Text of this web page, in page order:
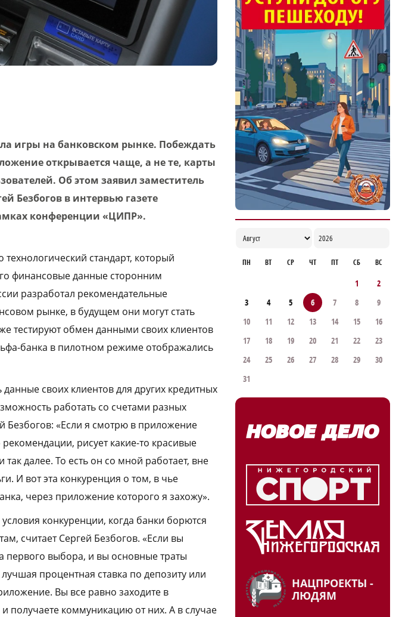
игры на банковском рынке. Побеждать
открывается чаще, а не те, карты
Об этом заявил заместитель
Безбогов в интервью газете
конференции «ЦИПР».
стандарт, который
финансовые данные сторонним
разработал рекомендательные
рынке, в будущем они могут стать
тестируют обмен данными своих клиентов
банка в пилотном режиме отображались
своих клиентов для других кредитных
работать со счетами разных
Безбогов: «Если я смотрю в приложение
рисует какие-то красивые
далее. То есть он со мной работает, вне
И вот эта конкуренция о том, в чье
через приложение которого я захожу».
конкуренции, когда банки борются
считает Сергей Безбогов. «Если вы
первого выбора, и вы основные траты
процентная ставка по депозиту или
Вы все равно заходите в
получаете коммуникацию от них. А в случае
×
В Нижегородской области выделят 10 млн
рублей на поддержку «СВОё дело»
18:08
34 млрд рублей направят на поддержку
нижегородских семей в этом году
18:03
В Нижегородской области поздравили
ветеранов строительной отрасли
18:02
ПН ВТ СР ЧТ ПТ СБ ВС
1
2
3
4 5 6 7 8
9
10
11 12 13 14 15
16
17
18 19 20 21 22
23
24
25 26 27 28 29
30
31
НАЦПРОЕКТЫ -
ЛЮДЯМ